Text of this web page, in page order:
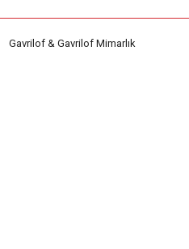
Gavrilof & Gavrilof Mimarlık